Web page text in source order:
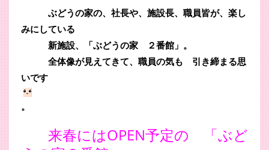
ぶどうの家の、社長や、施設長、職員皆が、楽し
みにしている
新施設、「ぶどうの家 ２番館」。
全体像が見えてきて、職員の気も 引き締まる思
いです
。
来春にはOPEN予定の 「ぶど